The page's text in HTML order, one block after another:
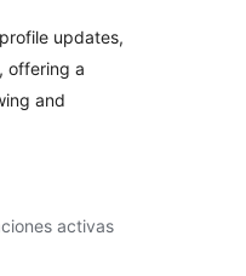
updates,
offering a
and
activas